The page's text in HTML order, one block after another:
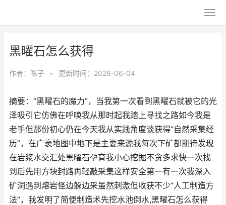
黑曜石怎么获得
作者： 咪子 • 更新时间：2026-06-04
摘要：“黑曜石的魔力”，当我第一次看到黑曜石就被它的光
泽吸引它仿佛在呼唤我从那时起我踏上寻找之路如今我是
老手但那份初心仍在今天我从实践角度谈获得“自然采集经
历”，在广袤地图中地下是主要来源我每次下矿都期待发现
在岩浆水交汇处黑曜石孕育我小心挖掘不贪多求快一次找
到后先用方块封路再轻敲采集这样安全第一有一次我深入
矿洞遇到熔岩怪边躲边采虽然刺激但收获不少“人工制造方
法”，我发明了简便制造术先挖水池倒水,黑曜石怎么获得